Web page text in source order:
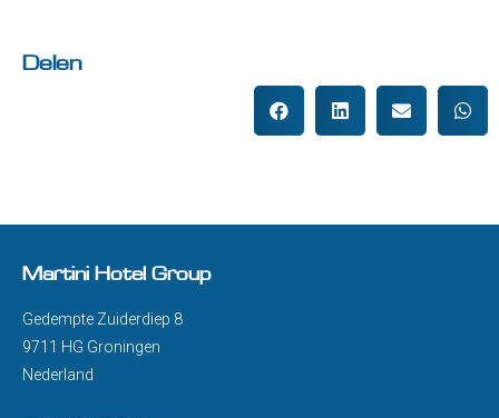
Delen
Martini Hotel Group
Gedempte Zuiderdiep 8
9711 HG Groningen
Nederland